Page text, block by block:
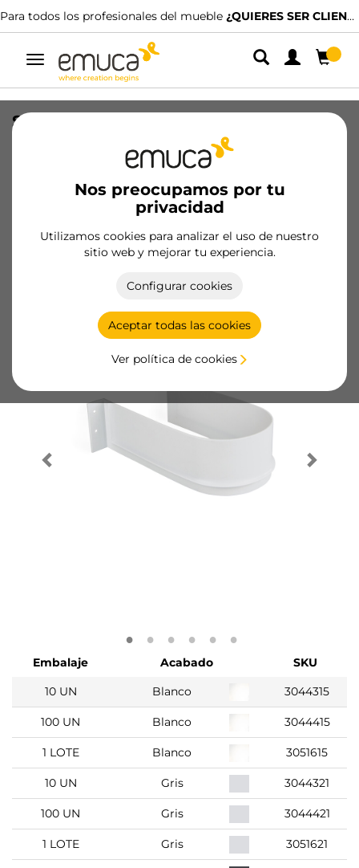
Para todos los profesionales del mueble ¿QUIERES SER CLIENTE?
Alternar
navegación
Nos preocupamos por tu
privacidad
Utilizamos cookies para analizar el uso de nuestro
sitio web y mejorar tu experiencia.
Configurar cookies
Aceptar todas las cookies
Ver política de cookies
Salva sifón plástico curvo, Plástico,
Ficha de producto
Embalaje Acabado
SKU
10 UN
Blanco 3044315
100 UN Blanco 3044415
1 LOTE Blanco 3051615
10 UN Gris 3044321
100 UN Gris 3044421
1 LOTE Gris 3051621